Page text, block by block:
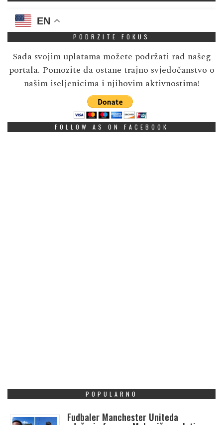
EN
PODRZITE FOKUS
Sada svojim uplatama možete podržati rad našeg
portala. Pomozite da ostane trajno svjedočanstvo o
našim iseljenicima i njihovim aktivnostima!
FOLLOW AS ON FACEBOOK
POPULARNO
Fudbaler Manchester Uniteda